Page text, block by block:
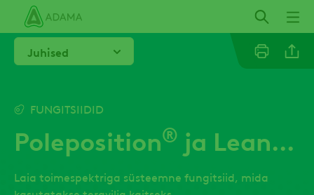
edasi
põhisisu
juurdeJuhised
Email
FUNGITSIIDID
Poleposition® ja Leander
Laia toimespektriga süsteemne fungitsiid, mida